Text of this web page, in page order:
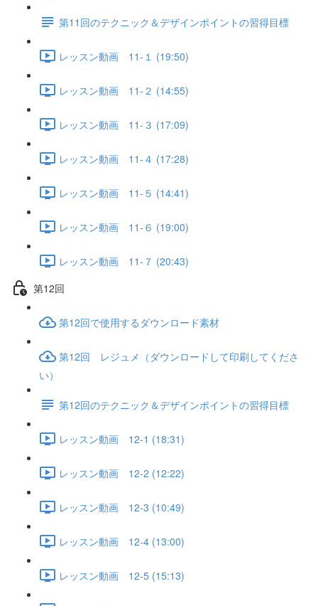
第11回のテクニック＆デザインポイントの習得目標
レッスン動画 11-１ (19:50)
レッスン動画 11-２ (14:55)
レッスン動画 11-３ (17:09)
レッスン動画 11-４ (17:28)
レッスン動画 11-５ (14:41)
レッスン動画 11-６ (19:00)
レッスン動画 11-７ (20:43)
第12回
第12回で使用するダウンロード素材
第12回 レジュメ（ダウンロードして印刷してくださ
い）
第12回のテクニック＆デザインポイントの習得目標
レッスン動画 12-1 (18:31)
レッスン動画 12-2 (12:22)
レッスン動画 12-3 (10:49)
レッスン動画 12-4 (13:00)
レッスン動画 12-5 (15:13)